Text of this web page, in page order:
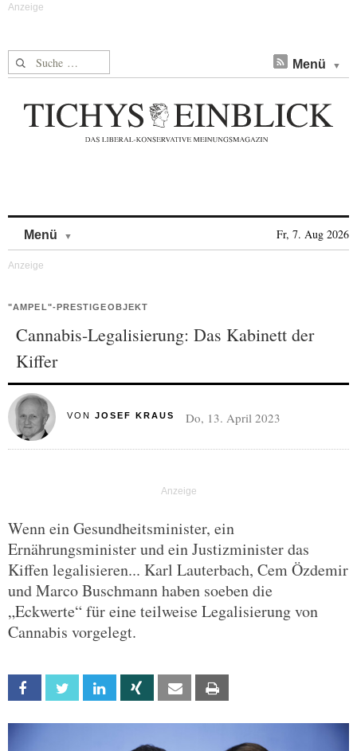
Suche nach: Menü
Menü Fr, 7. Aug 2026
"AMPEL"-PRESTIGEOBJEKT
Cannabis-Legalisierung: Das Kabinett der
Kiffer
VON JOSEF KRAUS Do, 13. April 2023
Wenn ein Gesundheitsminister, ein
Ernährungsminister und ein Justizminister das
Kiffen legalisieren... Karl Lauterbach, Cem Özdemir
und Marco Buschmann haben soeben die
„Eckwerte“ für eine teilweise Legalisierung von
Cannabis vorgelegt.
Facebook Twitter Linkedin Xing Email